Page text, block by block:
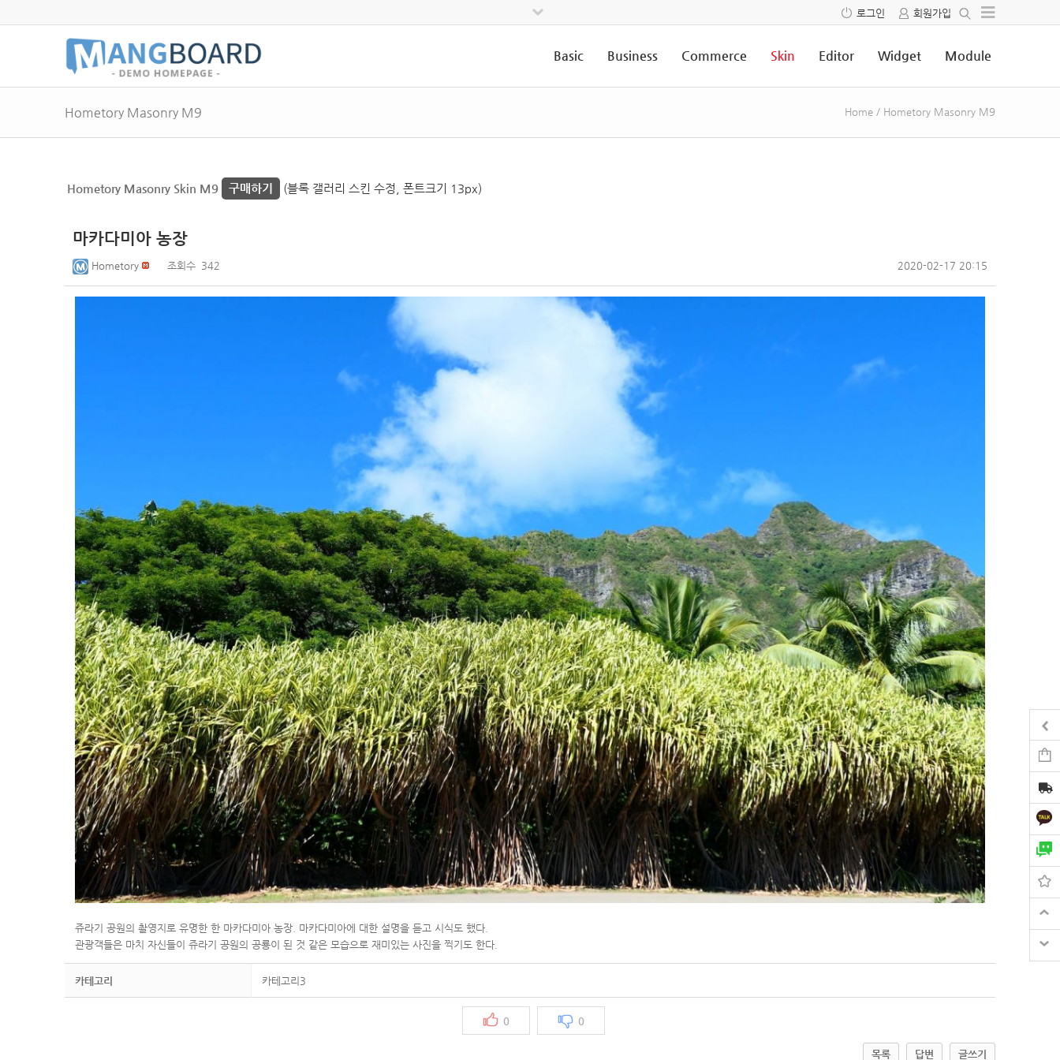
로그인 회원가입
Basic Business Commerce Skin Editor Widget Module
Hometory Masonry M9 Home / Hometory Masonry M9
Hometory Masonry Skin M9 구매하기 (블록 갤러리 스킨 수정, 폰트크기 13px)
마카다미아 농장
Hometory 조회수 342 2020-02-17 20:15
쥬라기 공원의 촬영지로 유명한 한 마카다미아 농장. 마카다미아에 대한 설명을 듣고 시식도 했다.
관광객들은 마치 자신들이 쥬라기 공원의 공룡이 된 것 같은 모습으로 재미있는 사진을 찍기도 한다.
카테고리 카테고리3
0 0
목록 답변 글쓰기